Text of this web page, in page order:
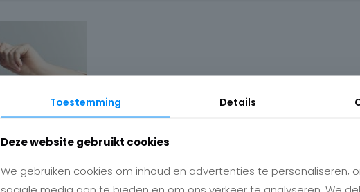
Toestemming Details
Deze website gebruikt cookies
We gebruiken cookies om inhoud en advertenties te personaliseren,